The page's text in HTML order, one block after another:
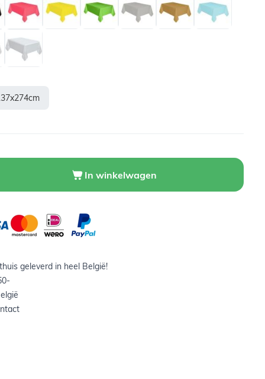
In winkelwagen
geleverd in heel België!